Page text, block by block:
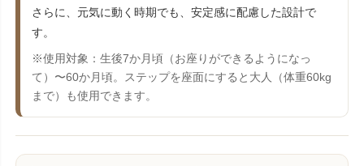
さらに、元気に動く時期でも、安定感に配慮した設計で
す。
※使用対象：生後7か月頃（お座りができるようになっ
て）〜60か月頃。ステップを座面にすると大人（体重60kg
まで）も使用できます。